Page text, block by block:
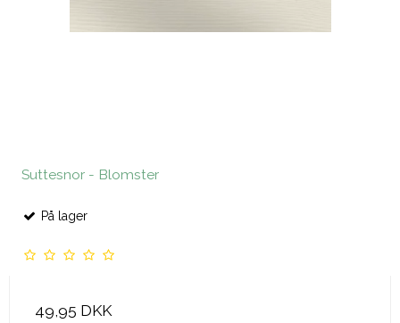
Suttesnor - Blomster
På lager
49,95 DKK